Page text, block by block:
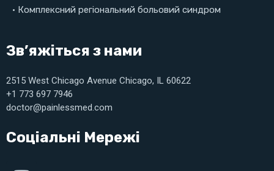
• Комплексний регіональний больовий синдром
Зв’яжіться з нами
2515 West Chicago Avenue Chicago, IL 60622
+1 773 697 7946
doctor@painlessmed.com
Соціальні Мережі